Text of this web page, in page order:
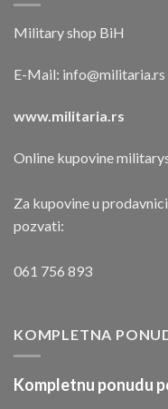
Military shop BiH
E-Mail: info@militaria.rs
www.militaria.rs
Online kupovine
Za kupovine u
pozvati:
061 756 893
KOMPLETNA
Kompletnu ponudu